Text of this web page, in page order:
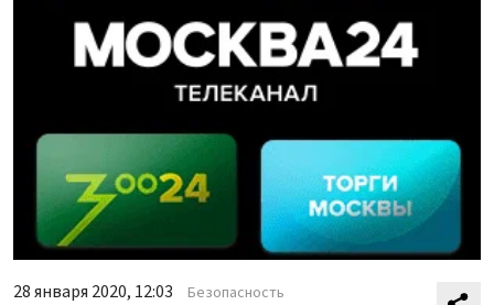
28 января 2020, 12:03 Безопасность